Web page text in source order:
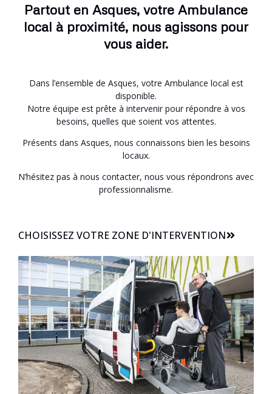
Partout en Asques, votre Ambulance
local à proximité, nous agissons pour
vous aider.
Dans l’ensemble de Asques, votre Ambulance local est
disponible.
Notre équipe est prête à intervenir pour répondre à vos
besoins, quelles que soient vos attentes.
Présents dans Asques, nous connaissons bien les besoins
locaux.
N’hésitez pas à nous contacter, nous vous répondrons avec
professionnalisme.
CHOISISSEZ VOTRE ZONE D'INTERVENTION